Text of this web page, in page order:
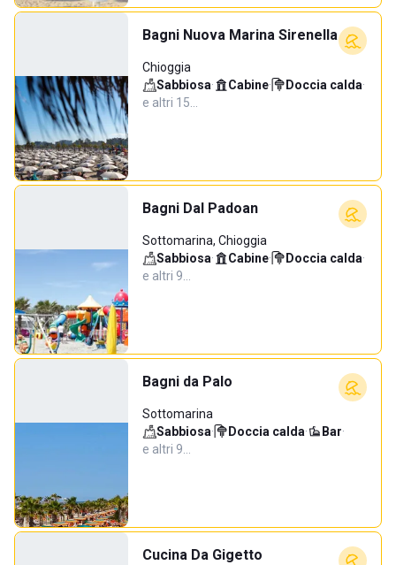
Bagni Nuova Marina Sirenella
Chioggia
Sabbiosa· Cabine· Doccia calda·
e altri 15…
Bagni Dal Padoan
Sottomarina, Chioggia
Sabbiosa· Cabine· Doccia calda·
e altri 9…
Bagni da Palo
Sottomarina
Sabbiosa· Doccia calda· Bar·
e altri 9…
Cucina Da Gigetto